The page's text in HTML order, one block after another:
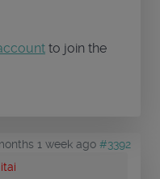
to join the
1 week ago #3392